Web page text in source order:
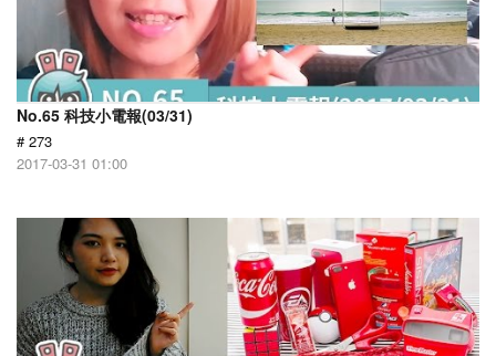
No.65 科技小電報(03/31)
# 273
2017-03-31 01:00